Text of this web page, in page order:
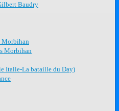
Baudry
Morbihan
Morbihan
Italie-La bataille du Day)